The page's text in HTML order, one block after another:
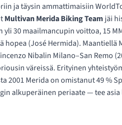
ja täysin ammattimaisiin
Multivan Merida Biking Team jäi
30 maailmancupin voittoa, 15
hopea (José Hermida).
Nibalin Milano–San Remo
väreissä. Erityinen
Merida on omistanut 49 %
alkuperäinen periaate — tee